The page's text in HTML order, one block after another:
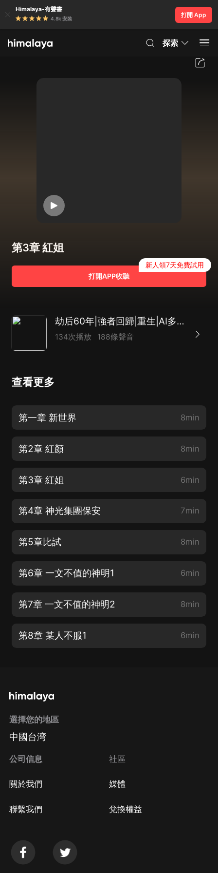
Himalaya-有聲書
4.8k 安裝
打開 App
探索
第3章 紅姐
打開APP收聽
新人領7天免費試用
劫后60年|強者回歸|重生|AI多播
134次播放 188條聲音
查看更多
第一章 新世界 8min
第2章 紅顏 8min
第3章 紅姐 6min
第4章 神光集團保安 7min
第5章比試 8min
第6章 一文不值的神明1 6min
第7章 一文不值的神明2 8min
第8章 某人不服1 6min
選擇您的地區
中國台湾
公司信息
關於我們
聯繫我們
社區
媒體
兌換權益